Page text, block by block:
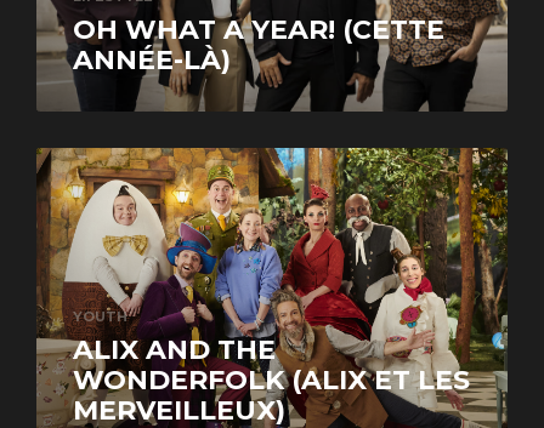
OH WHAT A YEAR! (CETTE
ANNÉE-LÀ)
YOUTH
ALIX AND THE
WONDERFOLK (ALIX ET LES
MERVEILLEUX)